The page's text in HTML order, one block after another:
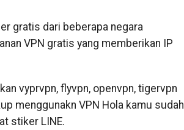
gratis dari beberapa negara
VPN gratis yang memberikan IP
vyprvpn, flyvpn, openvpn, tigervpn
menggunakn VPN Hola kamu sudah
stiker LINE.